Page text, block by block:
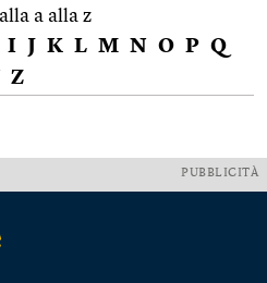
a alla z
I J K L M N O P Q
Z
PUBBLICITÀ